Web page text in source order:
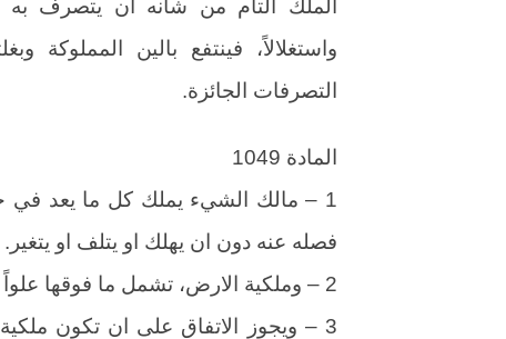
الملك التام من شأنه ان يتصرف به
واستغلالاً، فينتفع بالين المملوكة
التصرفات الجائزة.
المادة 1049
1 – مالك الشيء يملك كل ما يعد
فصله عنه دون ان يهلك او يتلف او يتغير.
2 – وملكية الارض، تشمل ما فوقها علواً وما تحتها سفلاً الى الحد المفيد في التمتع بها.
3 – ويجوز الاتفاق على ان تكون